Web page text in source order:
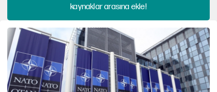
kaynaklar arasına ekle!